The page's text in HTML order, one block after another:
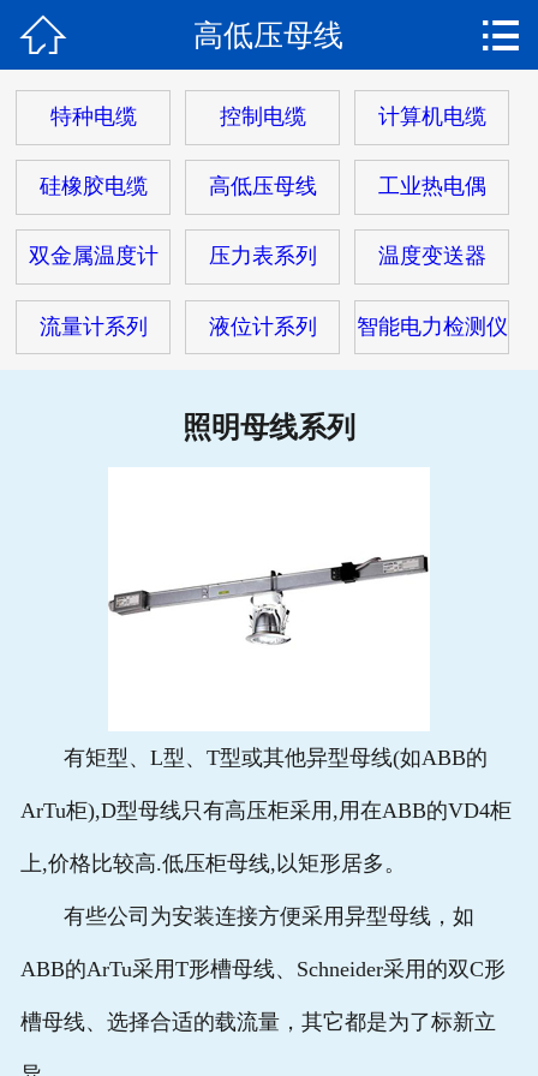
关于我们
产品中心
热门电缆
客户服务
 高低压母线 
特种电缆 控制电缆 计算机电缆
硅橡胶电缆 高低压母线 工业热电偶
双金属温度计 压力表系列 温度变送器
流量计系列 液位计系列 智能电力检测仪
照明母线系列
有矩型、L型、T型或其他异型母线(如ABB的
ArTu柜),D型母线只有高压柜采用,用在ABB的VD4柜
上,价格比较高.低压柜母线,以矩形居多。
有些公司为安装连接方便采用异型母线，如
ABB的ArTu采用T形槽母线、Schneider采用的双C形
槽母线、选择合适的载流量，其它都是为了标新立